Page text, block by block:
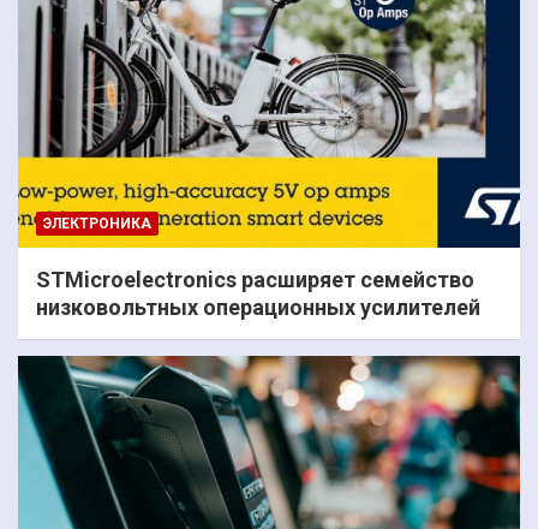
ЭЛЕКТРОНИКА
STMicroelectronics расширяет семейство
низковольтных операционных усилителей